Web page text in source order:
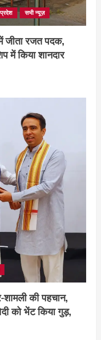
प्रदेश सभी न्यूज़
जीता रजत पदक,
में किया शानदार
की पहचान,
को भेंट किया गुड़,